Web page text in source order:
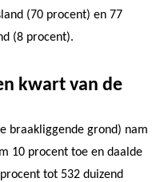
(70 procent) en 77
(8 procent).
kwart van de
braakliggende grond) nam
10 procent toe en daalde
tot 532 duizend